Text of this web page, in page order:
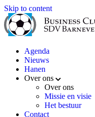
Skip to content
Agenda
Nieuws
Hanen
Over ons
Over ons
Missie en visie
Het bestuur
Contact